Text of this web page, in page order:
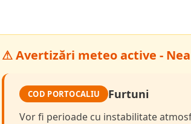
⚠ Avertizări meteo active -
COD PORTOCALIU Furtuni
Vor fi perioade cu instabilitate